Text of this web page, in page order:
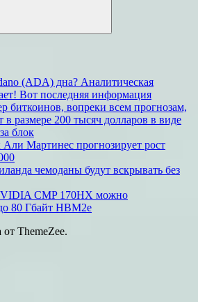
Поиск
(ADA) дна? Аналитическая
Вот последняя информация
биткоинов, вопреки всем прогнозам,
размере 200 тысяч долларов в виде
блок
Мартинес прогнозирует рост
чемоданы будут вскрывать без
CMP 170HX можно
80 Гбайт HBM2e
ThemeZee.